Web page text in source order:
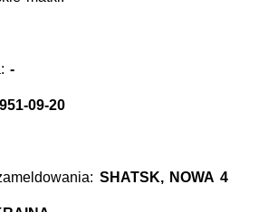
-
09-20
SHATSK, NOWA 4